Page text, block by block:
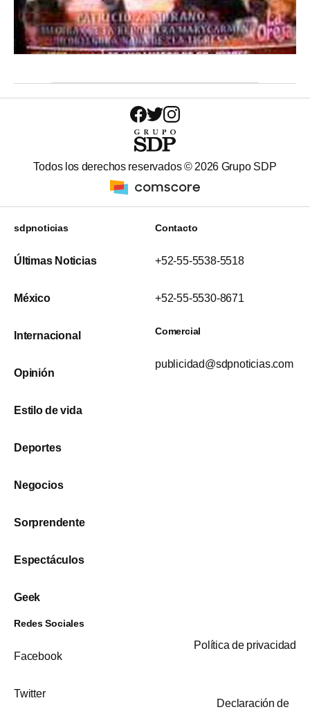
Todos los derechos reservados © 2026 Grupo SDP
sdpnoticias
Últimas Noticias
México
Internacional
Opinión
Estilo de vida
Deportes
Negocios
Sorprendente
Espectáculos
Geek
Contacto
+52-55-5538-5518
+52-55-5530-8671
Comercial
publicidad@sdpnoticias.com
Redes Sociales
Facebook
Twitter
Política de privacidad
Declaración de